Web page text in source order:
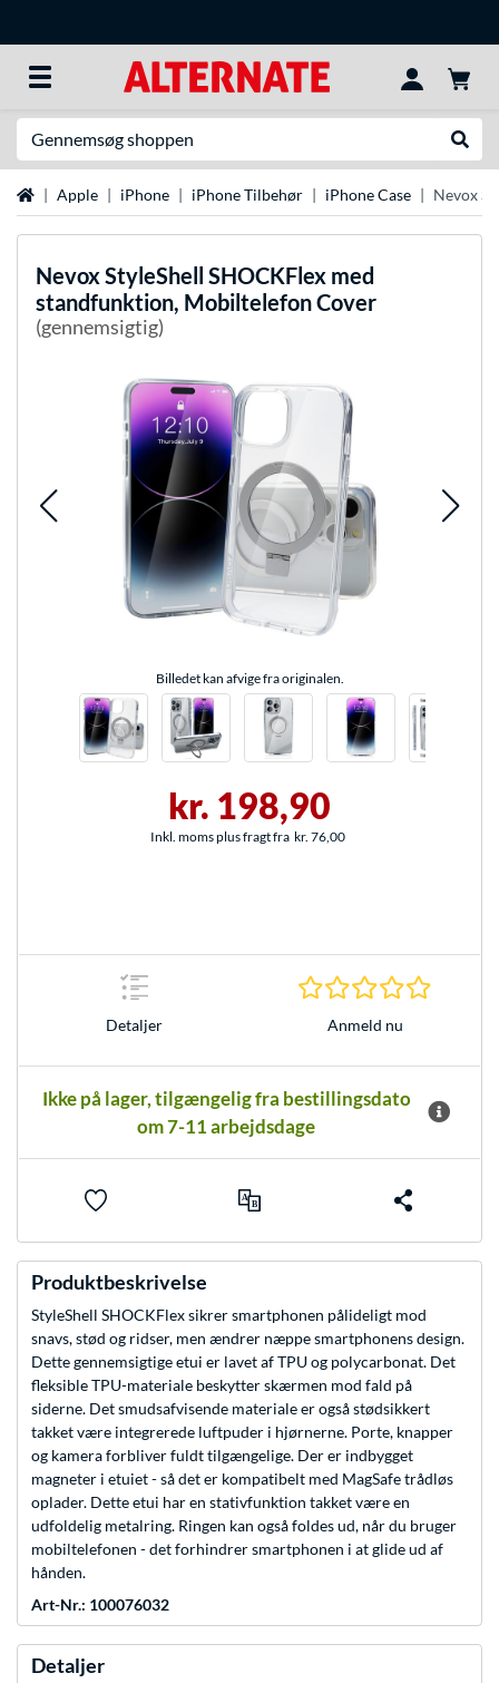
StartsideApple iPhone iPhone Tilbehør iPhone Case Nevox
NevoxStyleShell SHOCKFlex med
standfunktion, Mobiltelefon Cover
(gennemsigtig)
Billedet kan afvige fra originalen.
kr. 198,90
Inkl. moms plus fragt fra kr. 76,00
Detaljer Anmeld nu
Ikke på lager, tilgængelig fra bestillingsdato
om 7-11 arbejdsdage
Produktbeskrivelse
StyleShell SHOCKFlex sikrer smartphonen pålideligt mod
snavs, stød og ridser, men ændrer næppe smartphonens design.
Dette gennemsigtige etui er lavet af TPU og polycarbonat. Det
fleksible TPU-materiale beskytter skærmen mod fald på
siderne. Det smudsafvisende materiale er også stødsikkert
takket være integrerede luftpuder i hjørnerne. Porte, knapper
og kamera forbliver fuldt tilgængelige. Der er indbygget
magneter i etuiet - så det er kompatibelt med MagSafe trådløs
oplader. Dette etui har en stativfunktion takket være en
udfoldelig metalring. Ringen kan også foldes ud, når du bruger
mobiltelefonen - det forhindrer smartphonen i at glide ud af
hånden.
Art-Nr.: 100076032
Detaljer